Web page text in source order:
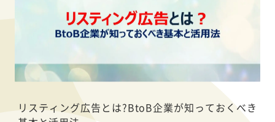
リスティング広告とは?BtoB企業が知っておくべき